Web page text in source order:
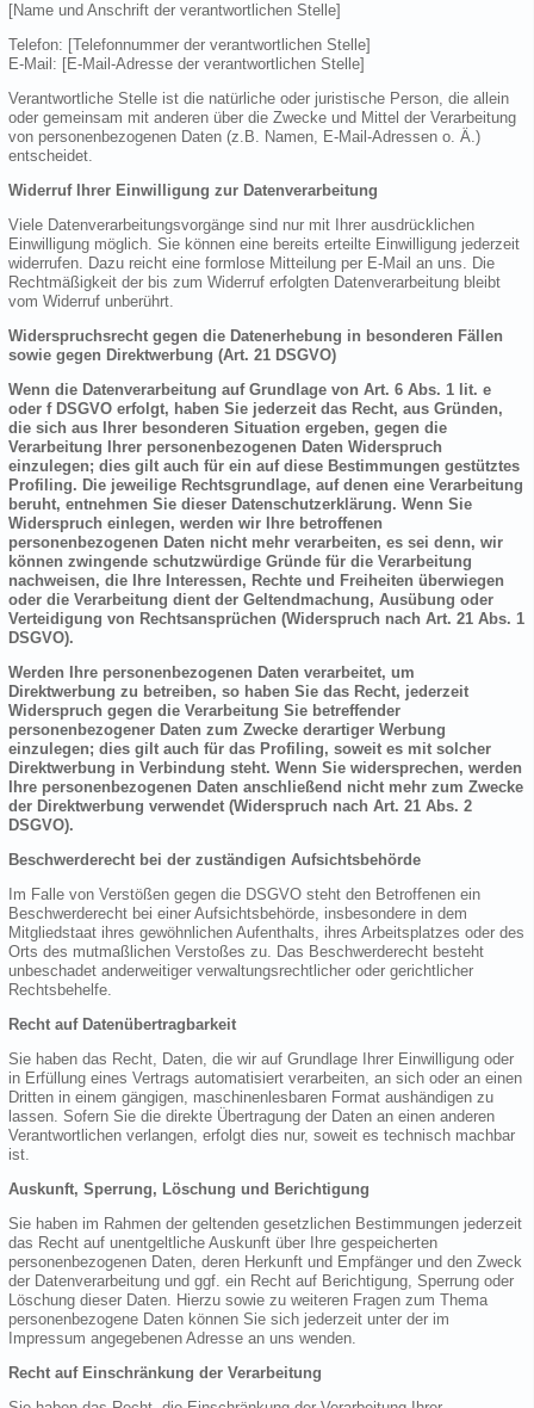
[Name und Anschrift der verantwortlichen Stelle]
Telefon: [Telefonnummer der verantwortlichen Stelle]
E-Mail: [E-Mail-Adresse der verantwortlichen Stelle]
Verantwortliche Stelle ist die natürliche oder juristische Person, die allein
oder gemeinsam mit anderen über die Zwecke und Mittel der Verarbeitung
von personenbezogenen Daten (z.B. Namen, E-Mail-Adressen o. Ä.)
entscheidet.
Widerruf Ihrer Einwilligung zur Datenverarbeitung
Viele Datenverarbeitungsvorgänge sind nur mit Ihrer ausdrücklichen
Einwilligung möglich. Sie können eine bereits erteilte Einwilligung jederzeit
widerrufen. Dazu reicht eine formlose Mitteilung per E-Mail an uns. Die
Rechtmäßigkeit der bis zum Widerruf erfolgten Datenverarbeitung bleibt
vom Widerruf unberührt.
Widerspruchsrecht gegen die Datenerhebung in besonderen Fällen
sowie gegen Direktwerbung (Art. 21 DSGVO)
Wenn die Datenverarbeitung auf Grundlage von Art. 6 Abs. 1 lit. e
oder f DSGVO erfolgt, haben Sie jederzeit das Recht, aus Gründen,
die sich aus Ihrer besonderen Situation ergeben, gegen die
Verarbeitung Ihrer personenbezogenen Daten Widerspruch
einzulegen; dies gilt auch für ein auf diese Bestimmungen gestütztes
Profiling. Die jeweilige Rechtsgrundlage, auf denen eine Verarbeitung
beruht, entnehmen Sie dieser Datenschutzerklärung. Wenn Sie
Widerspruch einlegen, werden wir Ihre betroffenen
personenbezogenen Daten nicht mehr verarbeiten, es sei denn, wir
können zwingende schutzwürdige Gründe für die Verarbeitung
nachweisen, die Ihre Interessen, Rechte und Freiheiten überwiegen
oder die Verarbeitung dient der Geltendmachung, Ausübung oder
Verteidigung von Rechtsansprüchen (Widerspruch nach Art. 21 Abs. 1
DSGVO).
Werden Ihre personenbezogenen Daten verarbeitet, um
Direktwerbung zu betreiben, so haben Sie das Recht, jederzeit
Widerspruch gegen die Verarbeitung Sie betreffender
personenbezogener Daten zum Zwecke derartiger Werbung
einzulegen; dies gilt auch für das Profiling, soweit es mit solcher
Direktwerbung in Verbindung steht. Wenn Sie widersprechen, werden
Ihre personenbezogenen Daten anschließend nicht mehr zum Zwecke
der Direktwerbung verwendet (Widerspruch nach Art. 21 Abs. 2
DSGVO).
Beschwerderecht bei der zuständigen Aufsichtsbehörde
Im Falle von Verstößen gegen die DSGVO steht den Betroffenen ein
Beschwerderecht bei einer Aufsichtsbehörde, insbesondere in dem
Mitgliedstaat ihres gewöhnlichen Aufenthalts, ihres Arbeitsplatzes oder des
Orts des mutmaßlichen Verstoßes zu. Das Beschwerderecht besteht
unbeschadet anderweitiger verwaltungsrechtlicher oder gerichtlicher
Rechtsbehelfe.
Recht auf Datenübertragbarkeit
Sie haben das Recht, Daten, die wir auf Grundlage Ihrer Einwilligung oder
in Erfüllung eines Vertrags automatisiert verarbeiten, an sich oder an einen
Dritten in einem gängigen, maschinenlesbaren Format aushändigen zu
lassen. Sofern Sie die direkte Übertragung der Daten an einen anderen
Verantwortlichen verlangen, erfolgt dies nur, soweit es technisch machbar
ist.
Auskunft, Sperrung, Löschung und Berichtigung
Sie haben im Rahmen der geltenden gesetzlichen Bestimmungen jederzeit
das Recht auf unentgeltliche Auskunft über Ihre gespeicherten
personenbezogenen Daten, deren Herkunft und Empfänger und den Zweck
der Datenverarbeitung und ggf. ein Recht auf Berichtigung, Sperrung oder
Löschung dieser Daten. Hierzu sowie zu weiteren Fragen zum Thema
personenbezogene Daten können Sie sich jederzeit unter der im
Impressum angegebenen Adresse an uns wenden.
Recht auf Einschränkung der Verarbeitung